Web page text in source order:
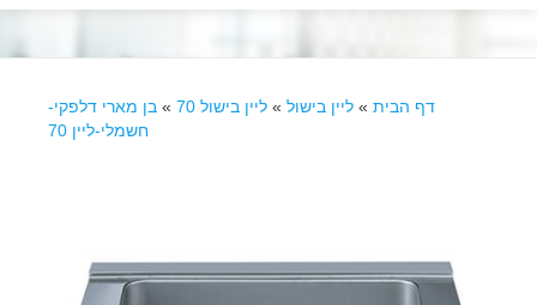
דף הבית » ליין בישול » ליין בישול 70 » בן מארי דלפקי-
חשמלי-ליין 70